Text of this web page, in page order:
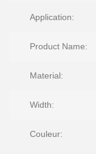
Application:
Product Name:
Material:
Width:
Couleur: